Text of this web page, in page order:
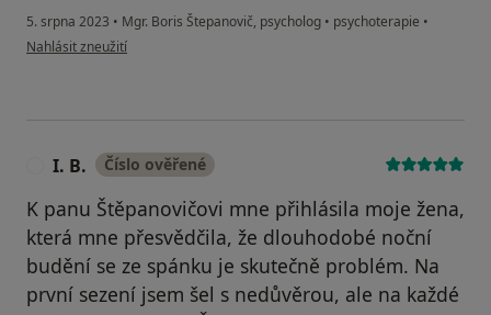
5. srpna 2023 • Mgr. Boris Štepanovič, psycholog • psychoterapie •
podle názoru uživatele Kateřina N
Nahlásit zneužití
I. B. Číslo ověřené
K panu Štěpanovičovi mne přihlásila moje žena,
která mne přesvědčila, že dlouhodobé noční
budění se ze spánku je skutečně problém. Na
první sezení jsem šel s nedůvěrou, ale na každé